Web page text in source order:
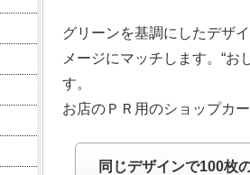
グリーンを基調にしたデザ
メージにマッチします。“お
す。
お店のＰＲ用のショップカ
同じデザインで100枚